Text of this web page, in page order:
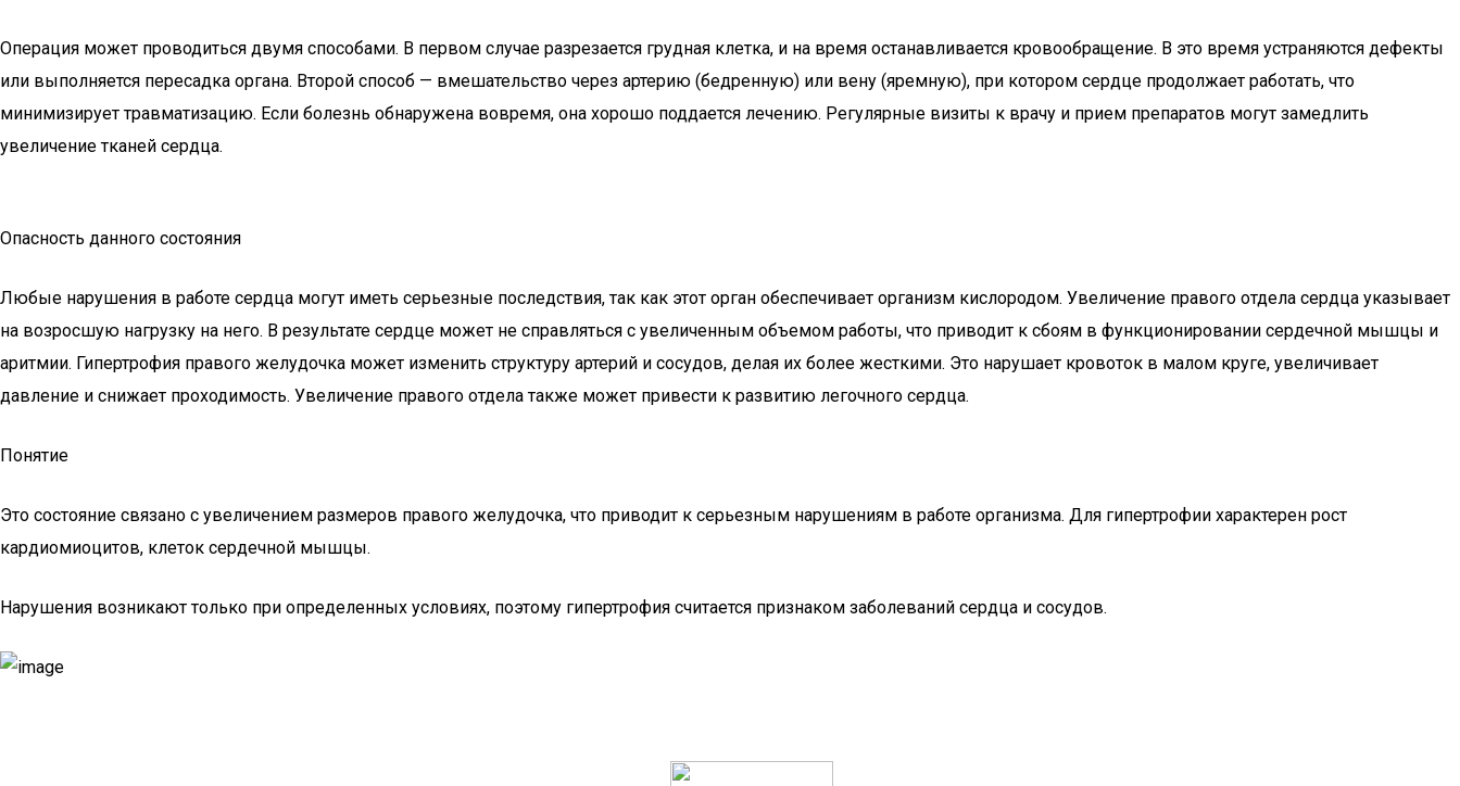
Операция может проводиться двумя способами. В первом случае разрезается грудная клетка, и на время останавливается кровообращение. В это время устраняются дефекты
или выполняется пересадка органа. Второй способ — вмешательство через артерию (бедренную) или вену (яремную), при котором сердце продолжает работать, что
минимизирует травматизацию. Если болезнь обнаружена вовремя, она хорошо поддается лечению. Регулярные визиты к врачу и прием препаратов могут замедлить
увеличение тканей сердца.
Опасность данного состояния
Любые нарушения в работе сердца могут иметь серьезные последствия, так как этот орган обеспечивает организм кислородом. Увеличение правого отдела сердца указывает
на возросшую нагрузку на него. В результате сердце может не справляться с увеличенным объемом работы, что приводит к сбоям в функционировании сердечной мышцы и
аритмии. Гипертрофия правого желудочка может изменить структуру артерий и сосудов, делая их более жесткими. Это нарушает кровоток в малом круге, увеличивает
давление и снижает проходимость. Увеличение правого отдела также может привести к развитию легочного сердца.
Понятие
Это состояние связано с увеличением размеров правого желудочка, что приводит к серьезным нарушениям в работе организма. Для гипертрофии характерен рост
кардиомиоцитов, клеток сердечной мышцы.
Нарушения возникают только при определенных условиях, поэтому гипертрофия считается признаком заболеваний сердца и сосудов.